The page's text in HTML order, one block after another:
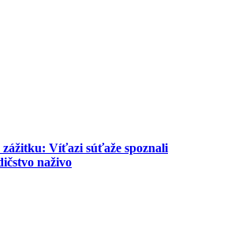
Víťazi súťaže spoznali
naživo